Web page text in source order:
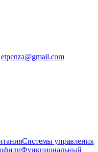
etpenza@gmail.com
Системы управления
Функциональный